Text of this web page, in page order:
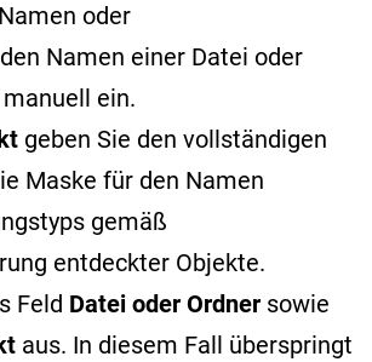
oder
Namen einer Datei oder
ein.
geben Sie den vollständigen
Maske für den Namen
gemäß
entdeckter Objekte.
Feld Datei oder Ordner sowie
aus. In diesem Fall überspringt